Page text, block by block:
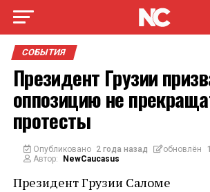
СОБЫТИЯ
Президент Грузии
оппозицию не
протесты
Опубликовано 2 года назад обновлён
Автор:
NewCaucasus
Президент Грузии Саломе